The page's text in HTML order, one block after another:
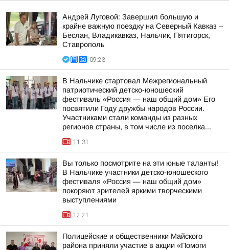
Андрей Луговой: Завершил большую и
крайне важную поездку на Северный Кавказ –
Беслан, Владикавказ, Нальчик, Пятигорск,
Ставрополь
09:23
В Нальчике стартовал Межрегиональный
патриотический детско-юношеский
фестиваль «Россия — наш общий дом» Его
посвятили Году дружбы народов России.
Участниками стали команды из разных
регионов страны, в том числе из поселка...
11:31
Вы только посмотрите на эти юные таланты!
В Нальчике участники детско-юношеского
фестиваля «Россия — наш общий дом»
покоряют зрителей яркими творческими
выступлениями
12:21
Полицейские и общественники Майского
района приняли участие в акции «Помоги